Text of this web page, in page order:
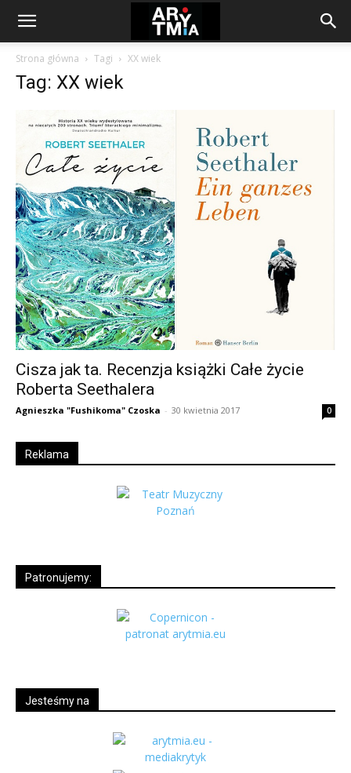
arytmia.eu
Strona główna Tagi XX wiek
Tag: XX wiek
Cisza jak ta. Recenzja książki Całe życie
Roberta Seethalera
Agnieszka "Fushikoma" Czoska - 30 kwietnia 2017 0
Reklama
Patronujemy:
Jesteśmy na